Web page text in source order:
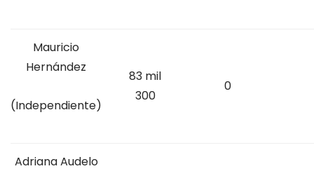
Mauricio
Hernández
(Independiente)
83 mil
300
0
Adriana Audelo